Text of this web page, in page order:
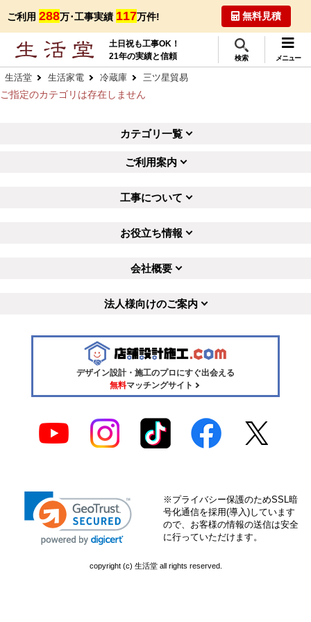
ご利用 288万･工事実績 117万件! 無料見積
土日祝も工事OK！
21年の実績と信頼
検索 メニュー
生活堂 生活家電 冷蔵庫 三ツ星貿易
ご指定のカテゴリは存在しません
カテゴリ一覧
ご利用案内
工事について
お役立ち情報
会社概要
法人様向けのご案内
デザイン設計・施工のプロにすぐ出会える
無料マッチングサイト
※プライバシー保護のためSSL暗
号化通信を採用(導入)しています
ので、お客様の情報の送信は安全
に行っていただけます。
copyright (c) 生活堂 all rights reserved.